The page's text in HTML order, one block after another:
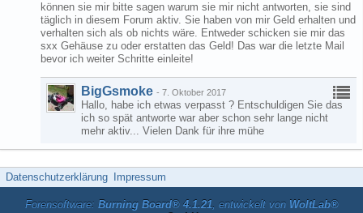
können sie mir bitte sagen warum sie mir nicht antworten, sie sind
täglich in diesem Forum aktiv. Sie haben von mir Geld erhalten und
verhalten sich als ob nichts wäre. Entweder schicken sie mir das
sxx Gehäuse zu oder erstatten das Geld! Das war die letzte Mail
bevor ich weiter Schritte einleite!
BigGsmoke - 7. Oktober 2017
Hallo, habe ich etwas verpasst ? Entschuldigen Sie das
ich so spät antworte war aber schon sehr lange nicht
mehr aktiv... Vielen Dank für ihre mühe
Datenschutzerklärung Impressum
Forensoftware: Burning Board® 4.1.21, entwickelt von WoltLab®